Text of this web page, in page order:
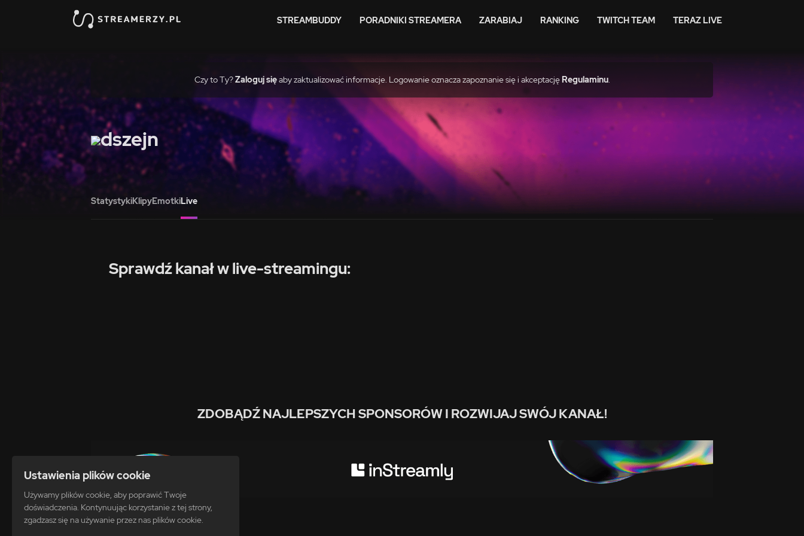
STREAMBUDDY PORADNIKI STREAMERA ZARABIAJ RANKING TWITCH TEAM TERAZ LIVE
Czy to Ty?Zaloguj sięaby zaktualizować informacje. Logowanie oznacza zapoznanie się i akceptacjęRegulaminu.
dszejn
StatystykiKlipyEmotkiLive
Sprawdź kanał w live-streamingu:
ZDOBĄDŹ NAJLEPSZYCH SPONSORÓW I ROZWIJAJ SWÓJ KANAŁ!
Ustawienia plików cookie
Używamy plików cookie, aby poprawić Twoje
doświadczenia. Kontynuując korzystanie z tej strony,
zgadzasz się na używanie przez nas plików cookie.